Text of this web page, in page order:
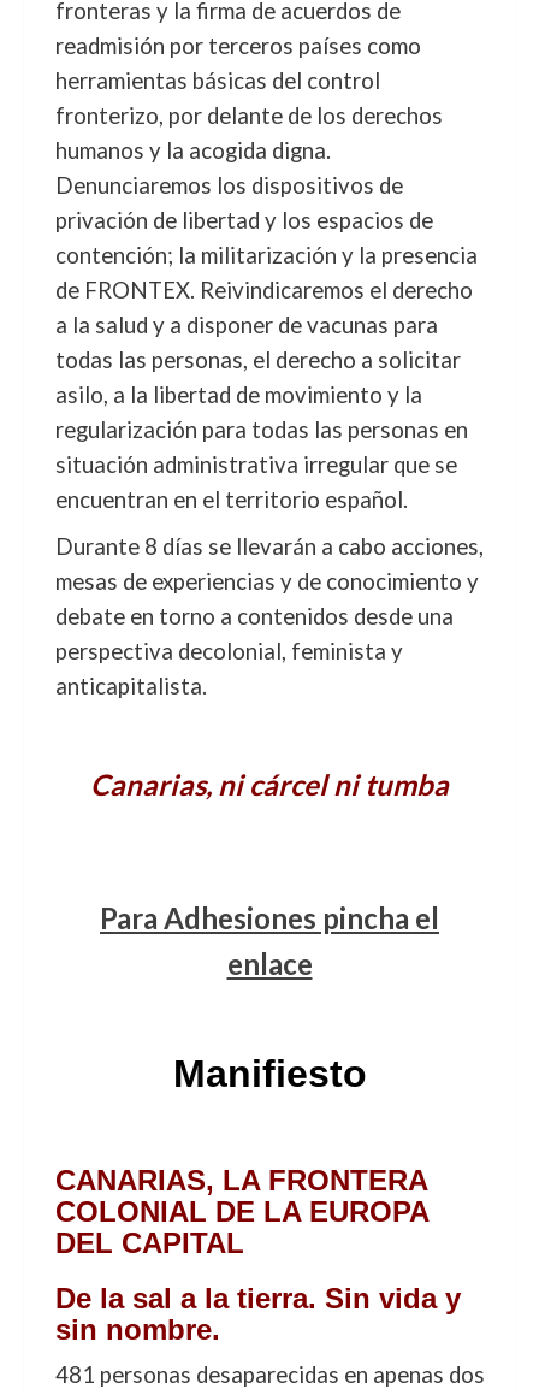
fronteras y la firma de acuerdos de
readmisión por terceros países como
herramientas básicas del control
fronterizo, por delante de los derechos
humanos y la acogida digna.
Denunciaremos los dispositivos de
privación de libertad y los espacios de
contención; la militarización y la presencia
de FRONTEX. Reivindicaremos el derecho
a la salud y a disponer de vacunas para
todas las personas, el derecho a solicitar
asilo, a la libertad de movimiento y la
regularización para todas las personas en
situación administrativa irregular que se
encuentran en el territorio español.
Durante 8 días se llevarán a cabo acciones,
mesas de experiencias y de conocimiento y
debate en torno a contenidos desde una
perspectiva decolonial, feminista y
anticapitalista.
Canarias, ni cárcel ni tumba
Para Adhesiones pincha el
enlace
Manifiesto
CANARIAS, LA FRONTERA
COLONIAL DE LA EUROPA
DEL CAPITAL
De la sal a la tierra. Sin vida y
sin nombre.
481 personas desaparecidas en apenas dos